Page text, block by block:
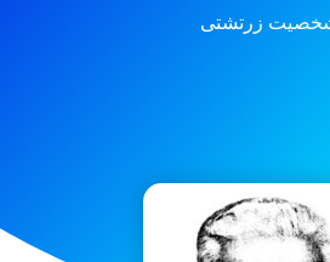
زرتشتی